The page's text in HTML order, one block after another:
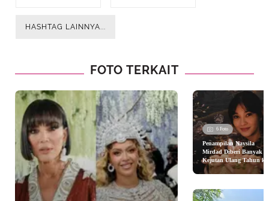
HASHTAG LAINNYA...
FOTO TERKAIT
6 Foto
Penampilan Naysila
Mirdad Diberi Banyak
Kejutan Ulang Tahun ke-
38, Kenakan Baju